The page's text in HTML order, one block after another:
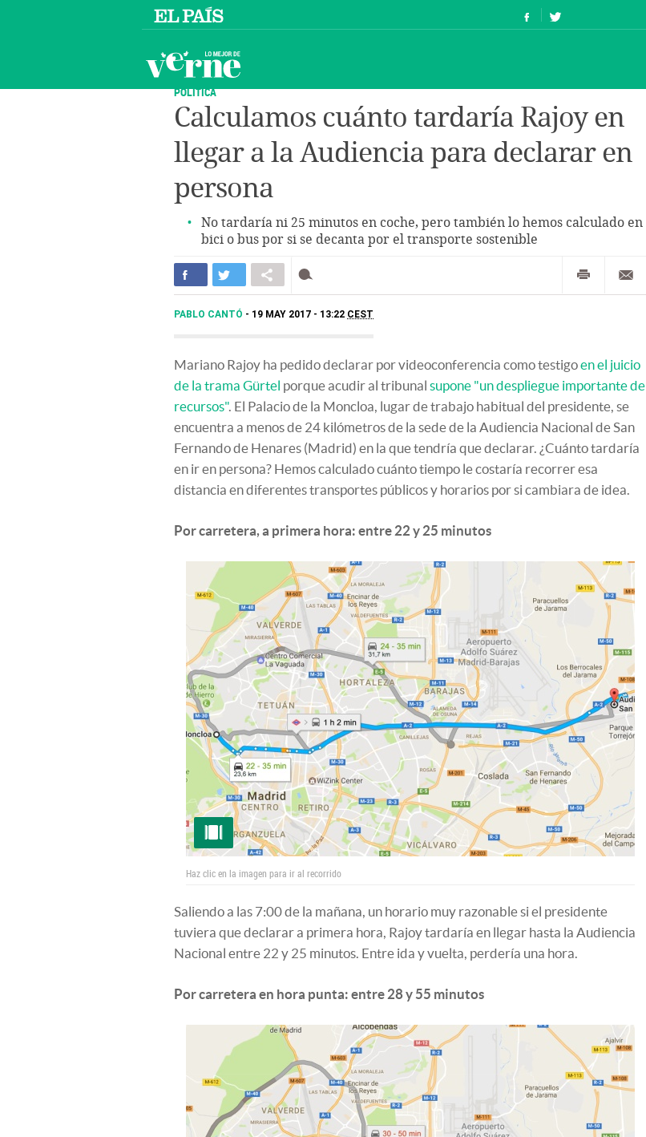
POLÍTICA
Calculamos cuánto tardaría Rajoy en
llegar a la Audiencia para declarar en
persona
No tardaría ni 25 minutos en coche, pero también lo hemos calculado en
bici o bus por si se decanta por el transporte sostenible
PABLO CANTÓ 19 MAY 2017 - 13:22 CEST
Mariano Rajoy ha pedido declarar por videoconferencia como testigoen el juicio
de la trama Gürtel porque acudir al tribunal supone "un despliegue importante de
recursos". El Palacio de la Moncloa, lugar de trabajo habitual del presidente, se
encuentra a menos de 24 kilómetros de la sede de la Audiencia Nacional de San
Fernando de Henares (Madrid) en la que tendría que declarar. ¿Cuánto tardaría
en ir en persona? Hemos calculado cuánto tiempo le costaría recorrer esa
distancia en diferentes transportes públicos y horarios por si cambiara de idea.
Por carretera, a primera hora: entre 22 y 25 minutos
Haz clic en la imagen para ir al recorrido
Saliendo a las 7:00 de la mañana, un horario muy razonable si el presidente
tuviera que declarar a primera hora, Rajoy tardaría en llegar hasta la Audiencia
Nacional entre 22 y 25 minutos. Entre ida y vuelta, perdería una hora.
Por carretera en hora punta: entre 28 y 55 minutos